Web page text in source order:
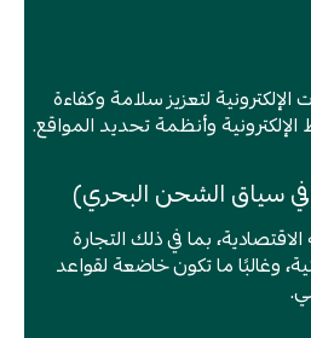
لتعزيز سلامة وكفاءة
وأنظمة تحديد المواقع.
سياق الشحن البحري)
بما في ذلك التجارة
وغالبًا ما تكون خاضعة لقواعد